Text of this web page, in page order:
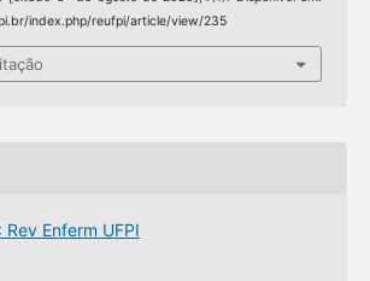
index.php/reufpi/article/view/235
Enferm UFPI